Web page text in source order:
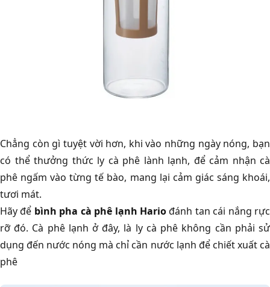
Chẳng còn gì tuyệt vời hơn, khi vào những ngày nóng, bạn
có thể thưởng thức ly cà phê lành lạnh, để cảm nhận cà
phê ngấm vào từng tế bào, mang lại cảm giác sáng khoái,
tươi mát.
Hãy để bình pha cà phê lạnh Hariođánh tan cái nắng rực
rỡ đó. Cà phê lạnh ở đây, là ly cà phê không cần phải sử
dụng đến nước nóng mà chỉ cần nước lạnh để chiết xuất cà
phê